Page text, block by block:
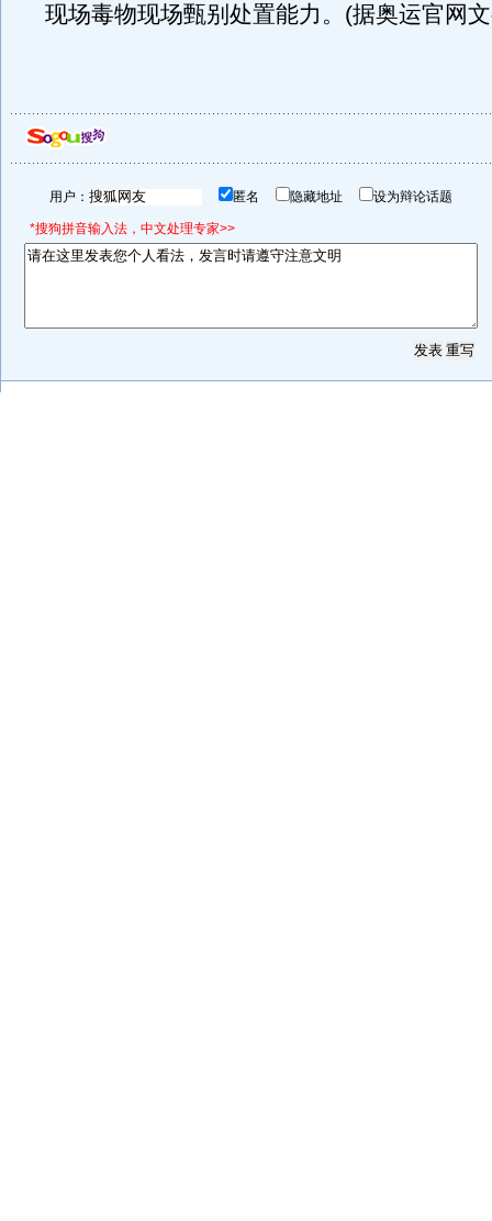
现场毒物现场甄别处置能力。(据奥运官网
用户： 匿名 隐藏地址 设为辩论话题
*搜狗拼音输入法，中文处理专家>>